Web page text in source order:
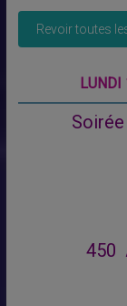
LUNDI
450